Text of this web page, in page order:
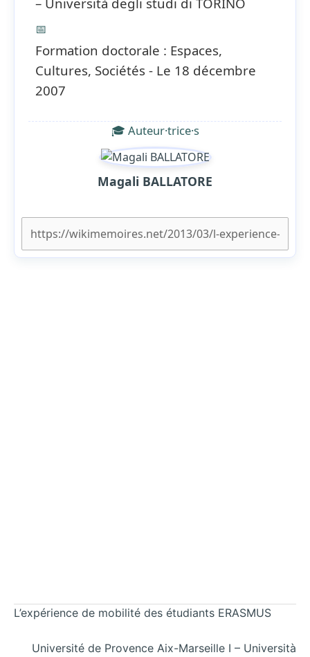
📅
Formation doctorale : Espaces,
Cultures, Sociétés - Le 18 décembre
2007
🎓 Auteur·trice·s
Magali BALLATORE
L’expérience de mobilité des étudiants ERASMUS
Université de Provence Aix-Marseille I – Università